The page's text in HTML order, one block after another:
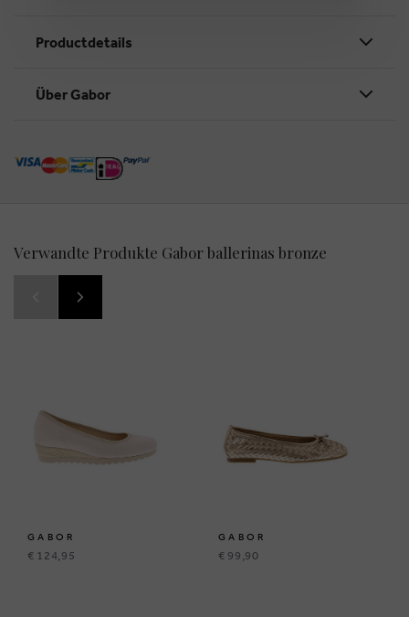
Productdetails
Über Gabor
Verwandte Produkte Gabor ballerinas bronze
GABOR
€ 124,95
GABOR
€ 99,90